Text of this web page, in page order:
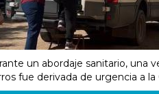
un abordaje sanitario, una
fue derivada de urgencia a la